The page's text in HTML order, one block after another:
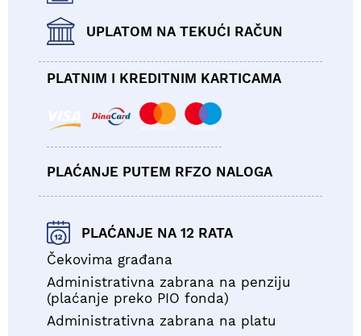
UPLATOM NA TEKUĆI RAČUN
PLATNIM I KREDITNIM KARTICAMA
PLAĆANJE PUTEM RFZO NALOGA
PLAĆANJE NA 12 RATA
Čekovima građana
Administrativna zabrana na penziju
(plaćanje preko PIO fonda)
Administrativna zabrana na platu